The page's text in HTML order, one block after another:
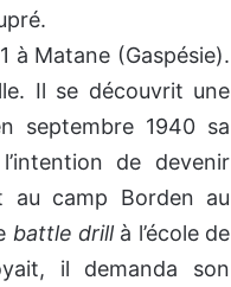
à Matane (Gaspésie).
Il se découvrit une
septembre 1940 sa
de devenir
au camp Borden au
battle drillà l’école de
il demanda son